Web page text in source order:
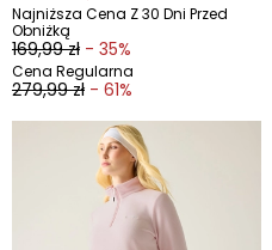
Najniższa Cena Z 30 Dni Przed
Obniżką
169,99 zł - 35%
Cena Regularna
279,99 zł - 61%